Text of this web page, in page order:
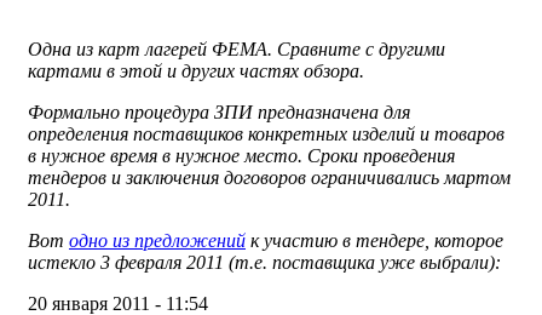
Одна из карт лагерей ФЕМА. Сравните с другими
картами в этой и других частях обзора.
Формально процедура ЗПИ предназначена для
определения поставщиков конкретных изделий и товаров
в нужное время в нужное место. Сроки проведения
тендеров и заключения договоров ограничивались мартом
2011.
Вот одно из предложений к участию в тендере, которое
истекло 3 февраля 2011 (т.е. поставщика уже выбрали):
20 января 2011 - 11:54